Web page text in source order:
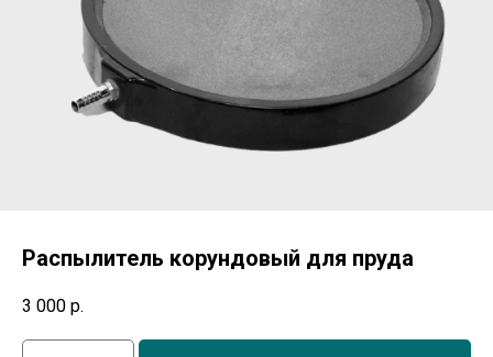
Распылитель корундовый для пруда
3 000 р.